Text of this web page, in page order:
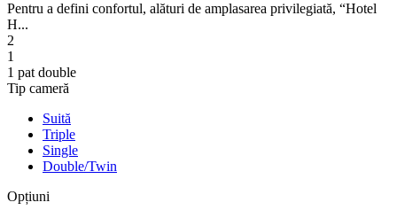
Pentru a defini confortul, alături de amplasarea privilegiată, “Hotel
H...
2
1
1 pat double
Tip cameră
Suită
Triple
Single
Double/Twin
Opțiuni